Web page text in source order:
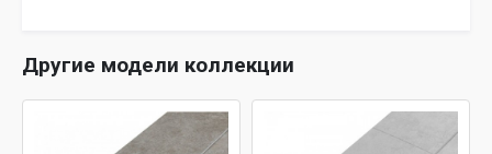
Другие модели коллекции